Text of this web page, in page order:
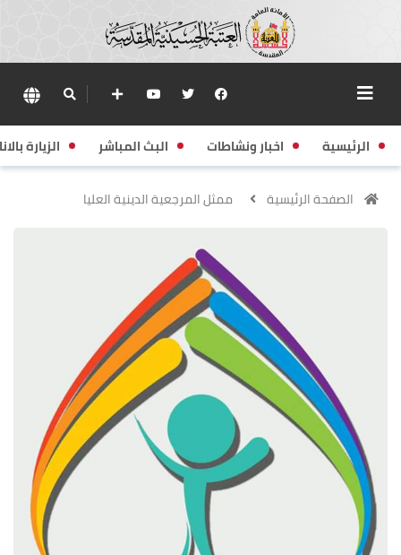
الرئيسية اخبار ونشاطات البث المباشر الزيارة
الصفحة الرئيسية ممثل المرجعية الدينية العليا